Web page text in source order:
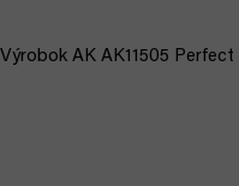
Výrobok AK AK11505